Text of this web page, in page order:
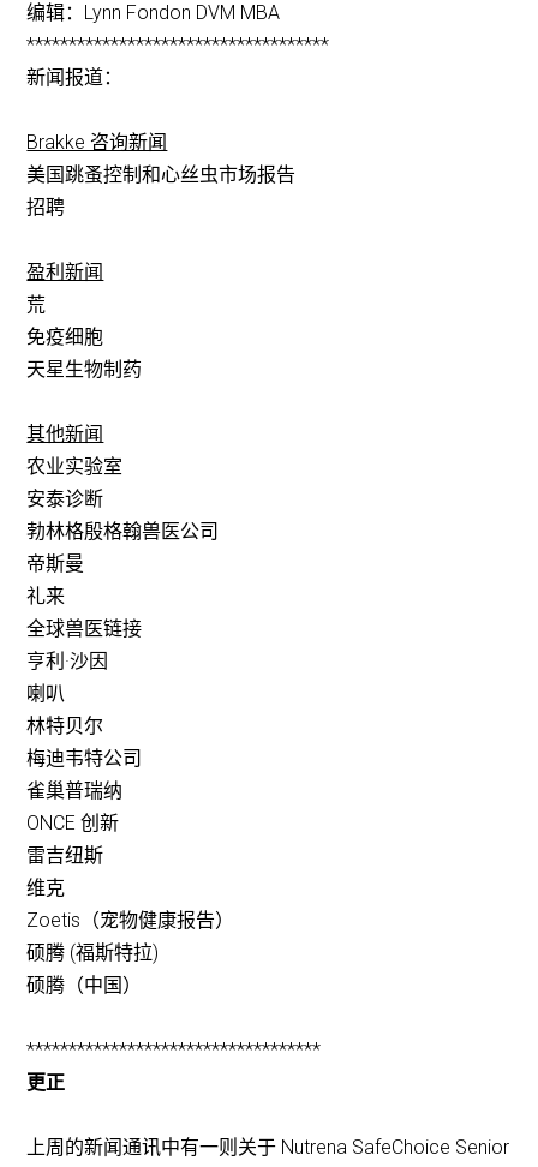
编辑：Lynn Fondon DVM MBA
************************************
新闻报道：
Brakke 咨询新闻
美国跳蚤控制和心丝虫市场报告
招聘
盈利新闻
荒
免疫细胞
天星生物制药
其他新闻
农业实验室
安泰诊断
勃林格殷格翰兽医公司
帝斯曼
礼来
全球兽医链接
亨利·沙因
喇叭
林特贝尔
梅迪韦特公司
雀巢普瑞纳
ONCE 创新
雷吉纽斯
维克
Zoetis（宠物健康报告）
硕腾 (福斯特拉)
硕腾（中国）
***********************************
更正
上周的新闻通讯中有一则关于 Nutrena SafeChoice Senior